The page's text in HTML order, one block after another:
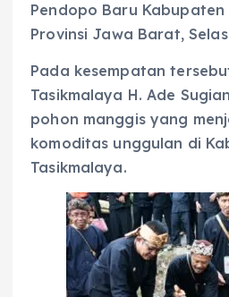
Pendopo Baru Kabupaten
Provinsi Jawa Barat,
Pada kesempatan
Tasikmalaya H. Ade
pohon manggis yang
komoditas unggulan di
Tasikmalaya.